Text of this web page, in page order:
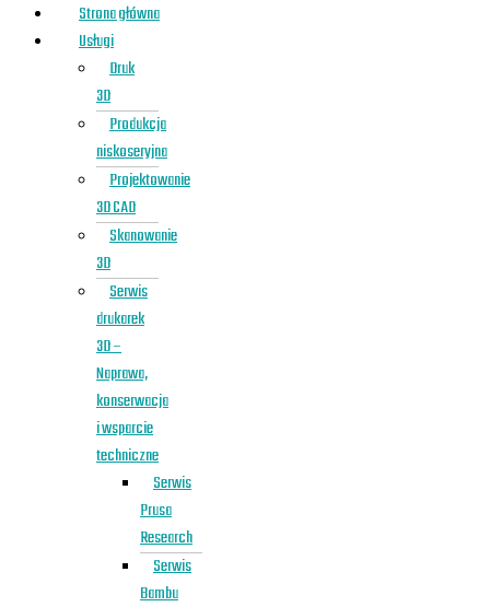
Strona główna
Usługi
Druk
3D
Produkcja
niskoseryjna
Projektowanie
3D CAD
Skanowanie
3D
Serwis
drukarek
3D –
Naprawa,
konserwacja
i wsparcie
techniczne
Serwis
Prusa
Research
Serwis
Bambu